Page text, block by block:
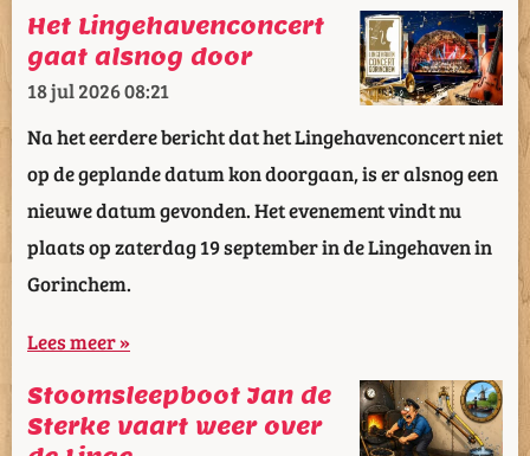
Het Lingehavenconcert
gaat alsnog door
18 jul 202608:21
Na het eerdere bericht dat het Lingehavenconcert niet
op de geplande datum kon doorgaan, is er alsnog een
nieuwe datum gevonden. Het evenement vindt nu
plaats op zaterdag 19 september in de Lingehaven in
Gorinchem.
Lees meer »
Stoomsleepboot Jan de
Sterke vaart weer over